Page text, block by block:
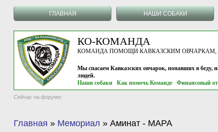
ГЛАВНАЯ НАШИ СОБАКИ
КО-КОМАНДА
КОМАНДА ПОМОЩИ КАВКАЗСКИМ ОВЧАРКАМ, г.
Мы спасаем Кавказских овчарок, попавших в беду,
людей.
Наши собаки
Как помочь Команде Финансовый
Сейчас на форуме:
Главная » Мемориал » Аминат - МАРА